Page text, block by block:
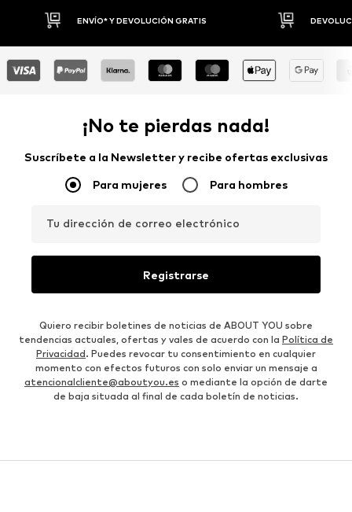
DEVOLUCIONES HASTA 30 DÍAS
¡No te pierdas nada!
Suscríbete a la Newsletter y recibe ofertas exclusivas
Para mujeres Para hombres
Tu dirección de correo electrónico
Registrarse
Quiero recibir boletines de noticias de ABOUT YOU sobre
tendencias actuales, ofertas y vales de acuerdo con la Política de
Privacidad. Puedes revocar tu consentimiento en cualquier
momento con efectos futuros con solo enviar un mensaje a
atencionalcliente@aboutyou.es o mediante la opción de darte
de baja situada al final de cada boletín de noticias.